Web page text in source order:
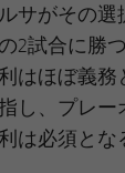
サがその選
2試合に勝
はほぼ義務
し、プレー
は必須とな